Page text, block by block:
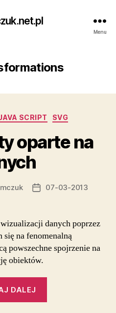
Menu
Kategorie
SCRIPT SVG
oparte na
Data07-03-2013
danych poprzez
się na fenomenalną
powszechne spojrzenie na
obiektów.
DALEJ